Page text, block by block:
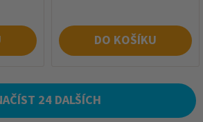
DO KOŠÍKU
24 DALŠÍCH